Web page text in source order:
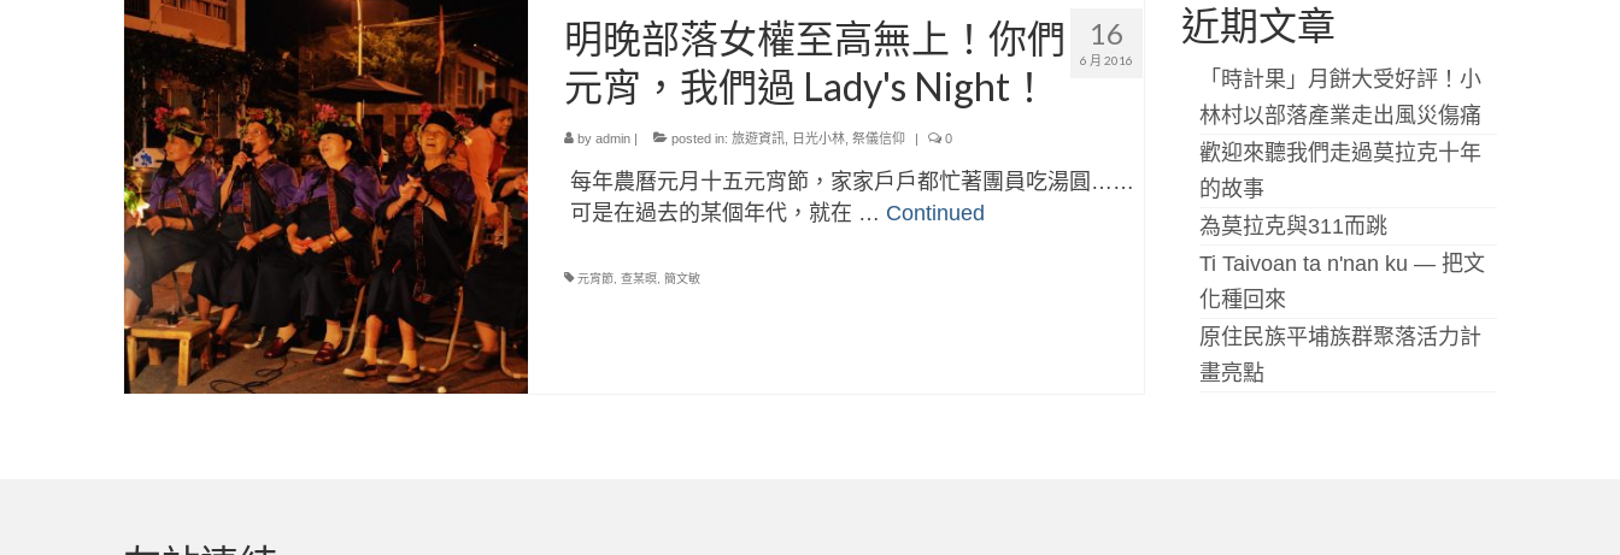
16
6 月 2016
明晚部落女權至高無上！你們
元宵，我們過 Lady's Night！
by admin| posted in: 旅遊資訊 日光小林, 祭儀信仰 | 0
每年農曆元月十五元宵節，家家戶戶都忙著團員吃湯圓……
可是在過去的某個年代，就在 … Continued
元宵節, 查某暝, 簡文敏
近期文章
「時計果」月餅大受好評！小
林村以部落產業走出風災傷痛
歡迎來聽我們走過莫拉克十年
的故事
為莫拉克與311而跳
Ti Taivoan ta n'nan ku — 把文
化種回來
原住民族平埔族群聚落活力計
畫亮點